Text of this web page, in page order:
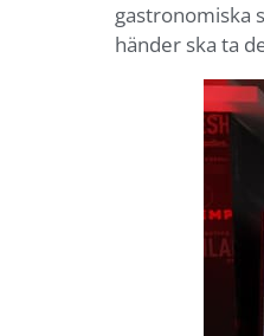
gastronomiska
händer ska ta